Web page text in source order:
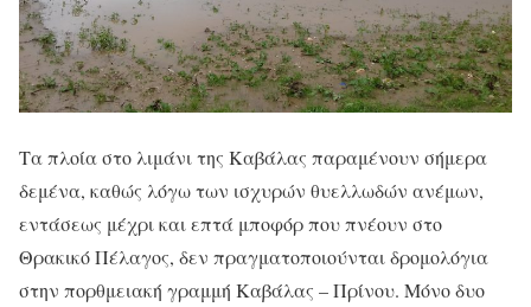
Τα πλοία στο λιμάνι της Καβάλας παραμένουν σήμερα
δεμένα, καθώς λόγω των ισχυρών θυελλωδών ανέμων,
εντάσεως μέχρι και επτά μποφόρ που πνέουν στο
Θρακικό Πέλαγος, δεν πραγματοποιούνται δρομολόγια
στην πορθμειακή γραμμή Καβάλας – Πρίνου. Μόνο δυο